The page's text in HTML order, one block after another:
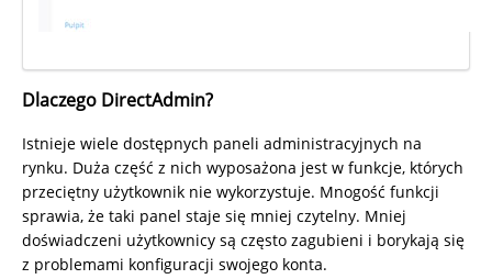
Dlaczego DirectAdmin?
Istnieje wiele dostępnych paneli administracyjnych na
rynku. Duża część z nich wyposażona jest w funkcje, których
przeciętny użytkownik nie wykorzystuje. Mnogość funkcji
sprawia, że taki panel staje się mniej czytelny. Mniej
doświadczeni użytkownicy są często zagubieni i borykają się
z problemami konfiguracji swojego konta.